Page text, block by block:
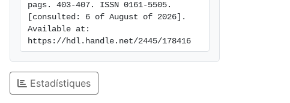
pags. 403-407. ISSN 0161-5505.
[consulted: 6 of August of 2026].
Available at:
https://hdl.handle.net/2445/178416
Estadístiques